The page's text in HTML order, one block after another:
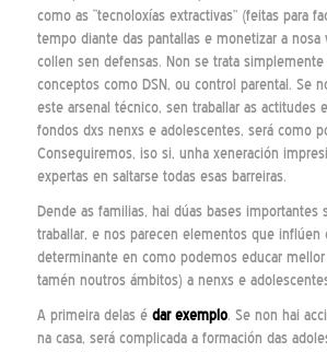
como as “tecnoloxías extractivas” (feitas para
tempo diante das pantallas e monetizar a nosa
collen sen defensas. Non se trata simplemente
conceptos como DSN, ou control parental. Se
este arsenal técnico, sen traballar as actitudes
fondos dxs nenxs e adolescentes, será como
Conseguiremos, iso si, unha xeneración
expertas en saltarse todas esas barreiras.
Dende as familias, hai dúas bases importantes
traballar, e nos parecen elementos que inflúen
determinante en como podemos educar
tamén noutros ámbitos) a nenxs e
A primeira delas é dar exemplo. Se non hai
na casa, será complicada a formación das